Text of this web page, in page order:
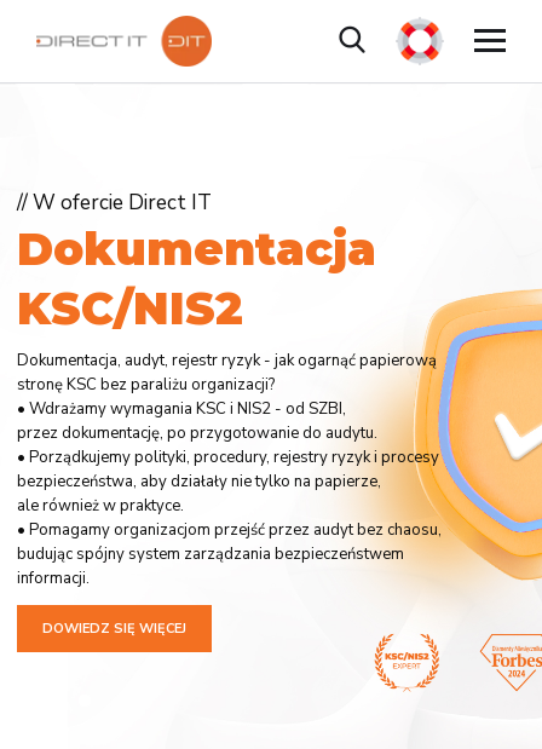
Dokumentacja
KSC/NIS2
Dokumentacja, audyt, rejestr ryzyk - jak ogarnąć papierową
stronę KSC bez paraliżu organizacji?
• Wdrażamy wymagania KSC i NIS2 - od SZBI,
przez dokumentację, po przygotowanie do audytu.
• Porządkujemy polityki, procedury, rejestry ryzyk i procesy
bezpieczeństwa, aby działały nie tylko na papierze,
ale również w praktyce.
• Pomagamy organizacjom przejść przez audyt bez chaosu,
budując spójny system zarządzania bezpieczeństwem
informacji.
// W ofercie Direct IT
DOWIEDZ SIĘ WIĘCEJ